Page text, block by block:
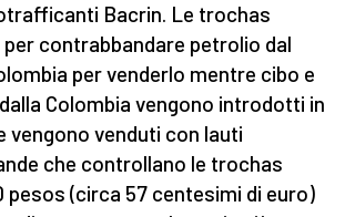
Bacrin. Le trochas
contrabbandare petrolio dal
per venderlo mentre cibo e
Colombia vengono introdotti in
vengono venduti con lauti
che controllano le trochas
pesos (circa 57 centesimi di euro)